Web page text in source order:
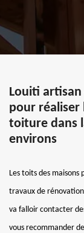
Louiti
pour réaliser
toiture dans
environs
Les toits des
travaux de
va falloir contacter
vous recommander